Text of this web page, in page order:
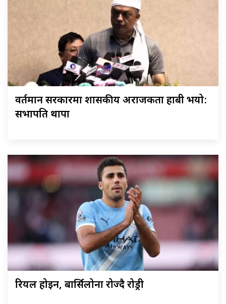
वर्तमान सरकारमा शासकीय अराजकता हाबी भयो:
सभापति थापा
रियल होइन, बार्सिलोना रोज्दै रोड्री